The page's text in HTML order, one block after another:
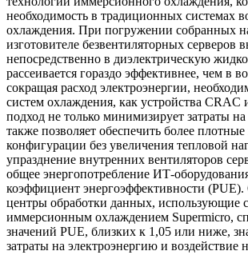
необходимость в традиционных системах
охлаждения. При погружении собранных
изготовителе безвентиляторных серверов
непосредственно в диэлектрическую
рассеивается гораздо эффективнее, чем в
сокращая расход электроэнергии,
систем охлаждения, как устройства
подход не только минимизирует затраты
также позволяет обеспечить более
конфигурации без увеличения тепловой
упразднение внутренних вентиляторов
общее энергопотребление ИТ-
коэффициент энергоэффективности (PUE).
центры обработки данных, использующие
иммерсионным охлаждением Supermicro,
значений PUE, близких к 1,05 или ниже,
затраты на электроэнергию и